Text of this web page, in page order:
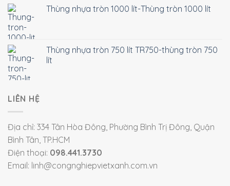
Thùng nhựa tròn 1000 lít-Thùng tròn 1000 lít
Thùng nhựa tròn 750 lít TR750-thùng tròn 750
lít
LIÊN HỆ
Địa chỉ: 334 Tân Hòa Đông, Phường Bình Trị Đông, Quận
Bình Tân, TP.HCM
Điện thoại: 098.441.3730
Email: linh@congnghiepvietxanh.com.vn